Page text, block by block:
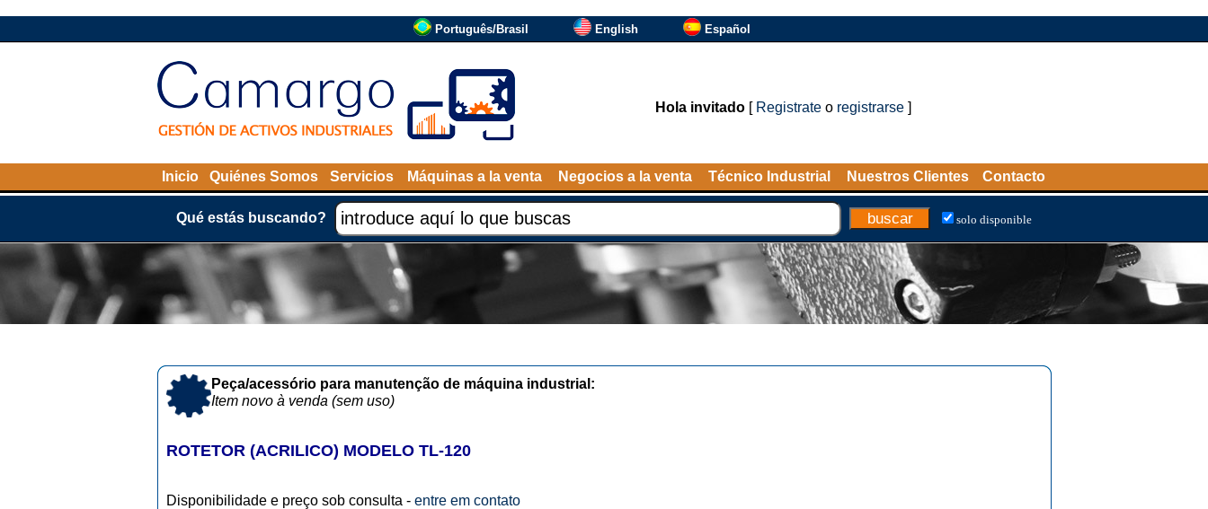
Português/Brasil English Español
Hola invitado[ Registrateo registrarse]
Inicio Quiénes Somos Servicios Máquinas a la venta Negocios a la venta Técnico Industrial Nuestros Clientes Contacto
Qué estás buscando? solo disponible
Peça/acessório para manutenção de máquina industrial:
Item novo à venda (sem uso)
ROTETOR (ACRILICO) MODELO TL-120
Disponibilidade e preço sob consulta - entre em contato